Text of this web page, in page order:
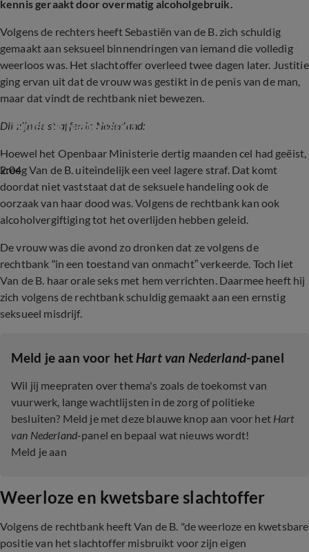
kennis geraakt door overmatig alcoholgebruik.
Volgens de rechters heeft Sebastiën van de B. zich schuldig
gemaakt aan seksueel binnendringen van iemand die volledig
weerloos was. Het slachtoffer overleed twee dagen later. Justitie
ging ervan uit dat de vrouw was gestikt in de penis van de man,
maar dat vindt de rechtbank niet bewezen.
Dit zijn de straffen in Nederland:
2:04
zijn er in Nederland?
Hoewel het Openbaar Ministerie dertig maanden cel had geëist,
kreeg Van de B. uiteindelijk een veel lagere straf. Dat komt
doordat niet vaststaat dat de seksuele handeling ook de
oorzaak van haar dood was. Volgens de rechtbank kan ook
alcoholvergiftiging tot het overlijden hebben geleid.
De vrouw was die avond zo dronken dat ze volgens de
rechtbank “in een toestand van onmacht” verkeerde. Toch liet
Van de B. haar orale seks met hem verrichten. Daarmee heeft hij
zich volgens de rechtbank schuldig gemaakt aan een ernstig
seksueel misdrijf.
Meld je aan voor het Hart van Nederland-panel
Wil jij meepraten over thema's zoals de toekomst van
vuurwerk, lange wachtlijsten in de zorg of politieke
besluiten? Meld je met deze blauwe knop aan voor het Hart
van Nederland-panel en bepaal wat nieuws wordt!
Meld je aan
Weerloze en kwetsbare slachtoffer
Volgens de rechtbank heeft Van de B. "de weerloze en kwetsbare
positie van het slachtoffer misbruikt voor zijn eigen